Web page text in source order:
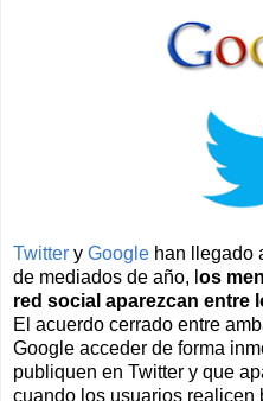
Twitter y Google han llegado
de mediados de año, l os
red social aparezcan entre
El acuerdo cerrado entre
Google acceder de forma
publiquen en Twitter y que
cuando los usuarios realicen